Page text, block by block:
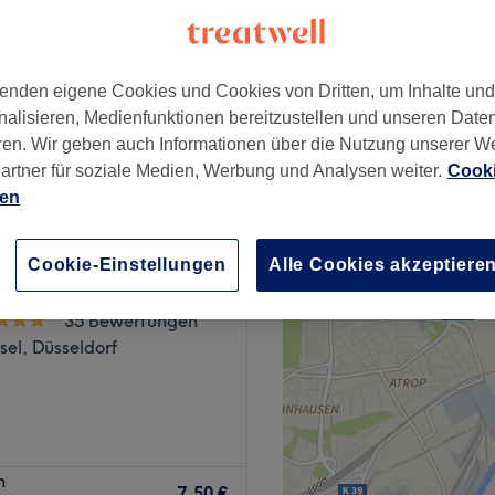
45 €
du alles, was das
– deinen passenden
by Jule Oberkassel
35 Bewertungen
Düsseldorf
eigene Cookies und Cookies von Dritten, um Inhalte
Medienfunktionen bereitzustellen und unseren
Wir geben auch Informationen über die Nutzung unserer
für soziale Medien, Werbung und Analysen weiter.
Cookie-Einstellungen Alle Cookies akzeptieren